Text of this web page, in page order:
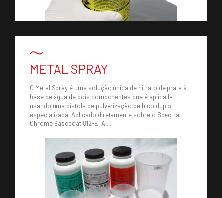
METAL SPRAY
O Metal Spray é uma solução única de nitrato de prata à
base de água de dois componentes que é aplicada
usando uma pistola de pulverização de bico duplo
especializada. Aplicado diretamente sobre o Spectra
Chrome Basecoat 812-E. A ...